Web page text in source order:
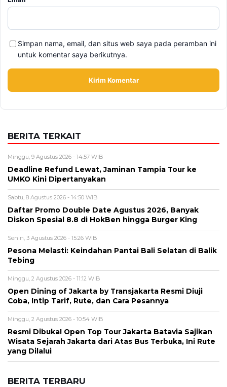
Simpan nama, email, dan situs web saya pada peramban ini
untuk komentar saya berikutnya.
BERITA TERKAIT
Minggu, 9 Agustus 2026 - 14:57 WIB
Deadline Refund Lewat, Jaminan Tampia Tour ke
UMKO Kini Dipertanyakan
Sabtu, 8 Agustus 2026 - 14:50 WIB
Daftar Promo Double Date Agustus 2026, Banyak
Diskon Spesial 8.8 di HokBen hingga Burger King ‎
Senin, 3 Agustus 2026 - 15:26 WIB
Pesona Melasti: Keindahan Pantai Bali Selatan di Balik
Tebing
Minggu, 2 Agustus 2026 - 11:12 WIB
Open Dining of Jakarta by Transjakarta Resmi Diuji
Coba, Intip Tarif, Rute, dan Cara Pesannya
Minggu, 2 Agustus 2026 - 10:54 WIB
Resmi Dibuka! Open Top Tour Jakarta Batavia Sajikan
Wisata Sejarah Jakarta dari Atas Bus Terbuka, Ini Rute
yang Dilalui
BERITA TERBARU